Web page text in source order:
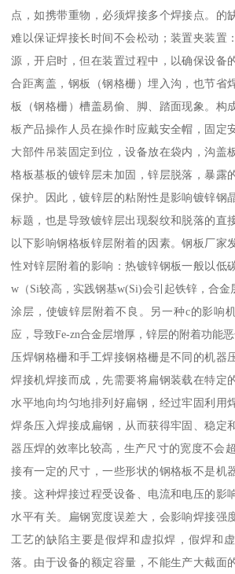
点，如携带重物，必须焊接多个焊接点。的
难以保证焊接长时间不会松动；装置夹装置
源，开启时，但在装置过程中，以确保设备
合距离盖，钢板（钢格栅）埋入沟，也节省
板（钢格栅）槽盖易偷、脚、踏面现象。构
板产品操作人员在操作时应戴安全帽，固定
大部件吊装固定到位，设备放在袋内，沟盖
格板基板的镀锌层未加固，锌层脱落，暴露
保护。因此，镀锌层的粘附性是影响镀锌钢
标题，也是导致镀锌层出现裂纹和脱落的直
以下影响钢格板锌层附着的因素。钢板厂家
性对锌层附着的影响：热镀锌钢板一般以低
w（Si较高，实践钢基w(Si)会引起铁锌，合金
涂层，使镀锌层附着不良。另一种c的影响
应，导致Fe-zn合金层增厚，锌层的附着功能恶
压焊钢格栅和手工焊接钢格栅是不同的机器
焊接机焊接而成，先需要将扁钢装载在特定
水平地向均匀地排列好扁钢，经过牢固利用
焊条压入焊接成扁钢，从而获得牢固、稳定
器压焊的效率比较高，生产尺寸的宽度不会
接有一定的尺寸，一些形状的钢格板不是机
接。这种焊接过程受设备、电流和电压的影
水平有关。扁钢宽度误差大，会影响焊接强
工艺的缺陷主要是假焊和虚拟焊，假焊和
落。由于设备的额定容量，不能生产大截面